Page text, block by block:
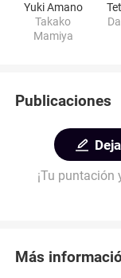
Yuki Amano
Takako
Mamiya
Publicaciones
¡Tu puntación
Más